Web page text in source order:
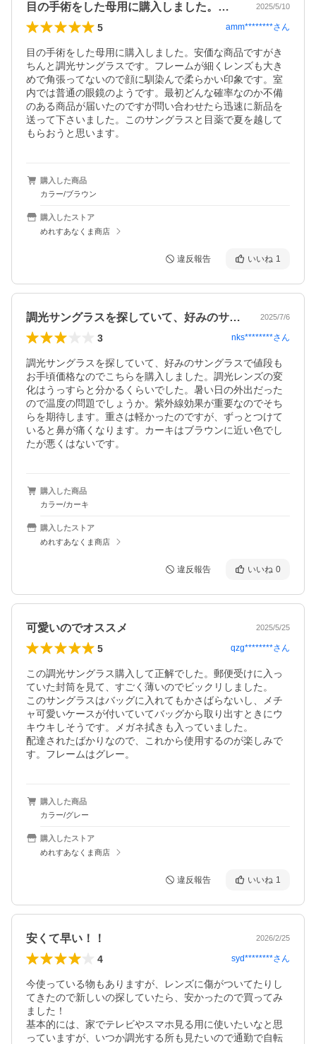
目の手術をした母用に購入しました。安価… 2025/5/10
5 amm********さん
目の手術をした母用に購入しました。安価な商品ですがき
ちんと調光サングラスです。フレームが細くレンズも大き
めで角張ってないので顔に馴染んで柔らかい印象です。室
内では普通の眼鏡のようです。最初どんな確率なのか不備
のある商品が届いたのですが問い合わせたら迅速に新品を
送って下さいました。このサングラスと目薬で夏を越して
もらおうと思います。
購入した商品
カラー/ブラウン
購入したストア
めれすあなくま商店
違反報告 いいね 1
調光サングラスを探していて、好みのサン… 2025/7/6
3 nks********さん
調光サングラスを探していて、好みのサングラスで値段も
お手頃価格なのでこちらを購入しました。調光レンズの変
化はうっすらと分かるくらいでした。暑い日の外出だった
ので温度の問題でしょうか。紫外線効果が重要なのでそち
らを期待します。重さは軽かったのですが、ずっとつけて
いると鼻が痛くなります。カーキはブラウンに近い色でし
たが悪くはないです。
購入した商品
カラー/カーキ
購入したストア
めれすあなくま商店
違反報告 いいね 0
可愛いのでオススメ 2025/5/25
5 qzg********さん
この調光サングラス購入して正解でした。郵便受けに入っ
ていた封筒を見て、すごく薄いのでビックリしました。
このサングラスはバッグに入れてもかさばらないし、メチ
ャ可愛いケースが付いていてバッグから取り出すときにウ
キウキしそうです。メガネ拭きも入っていました。
配達されたばかりなので、これから使用するのが楽しみで
す。フレームはグレー。
購入した商品
カラー/グレー
購入したストア
めれすあなくま商店
違反報告 いいね 1
安くて早い！！ 2026/2/25
4 syd********さん
今使っている物もありますが、レンズに傷がついてたりし
てきたので新しいの探していたら、安かったので買ってみ
ました！
基本的には、家でテレビやスマホ見る用に使いたいなと思
っていますが、いつか調光する所も見たいので通勤で自転